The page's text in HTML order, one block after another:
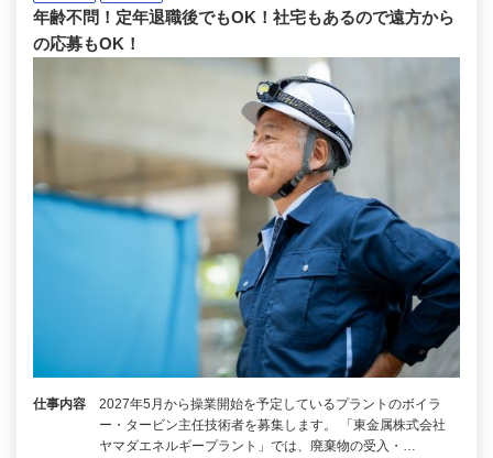
年齢不問！定年退職後でもOK！社宅もあるので遠方から
の応募もOK！
仕事内容
2027年5月から操業開始を予定しているプラントのボイラ
ー・タービン主任技術者を募集します。 「東金属株式会社
ヤマダエネルギープラント」では、廃棄物の受入・…